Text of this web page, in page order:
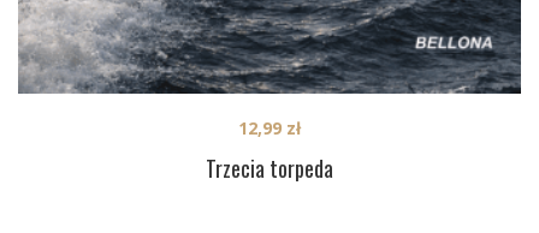
Trzecia torpeda
12,99 zł